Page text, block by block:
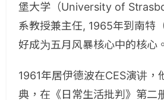
堡大学（University of
系教授兼主任, 1965年到南特
好成为五月风暴核心中的核心。
1961年居伊德波在CES演讲，
典，在《日常生活批判》第二